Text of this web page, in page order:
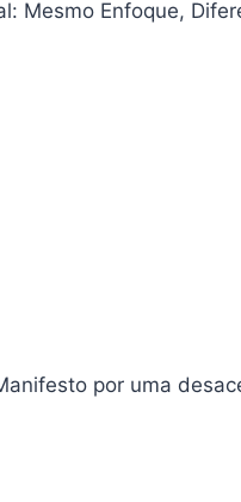
Diferentes
por uma